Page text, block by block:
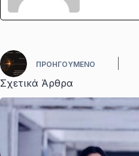
ΠΡΟΗΓΟΎΜΕΝΟ
Σχετικά Άρθρα